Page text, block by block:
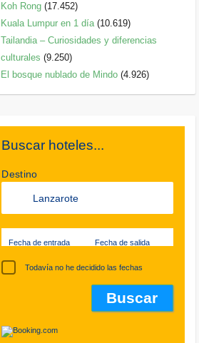
Koh Rong (17.452)
Kuala Lumpur en 1 día (10.619)
Tailandia – Curiosidades y diferencias
culturales (9.250)
El bosque nublado de Mindo (4.926)
Buscar hoteles...
Destino
Fecha de entrada Fecha de salida
Todavía no he decidido las fechas